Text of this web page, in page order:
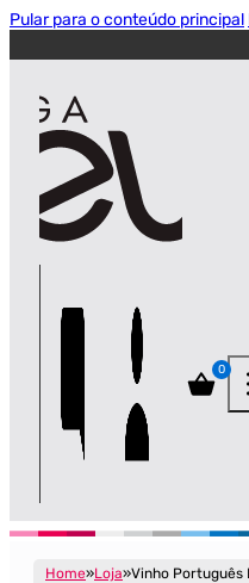
Pular para o conteúdo principal
0
Home Loja Vinho Português